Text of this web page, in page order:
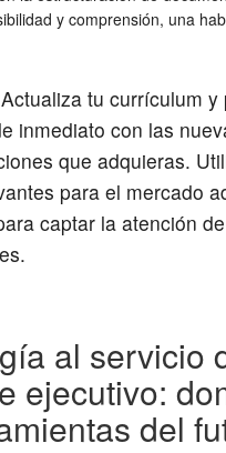
y comprensión, una
Actualiza tu currículum y
inmediato con las
que adquieras.
para el mercado
captar la atención
al servicio
ejecutivo:
del